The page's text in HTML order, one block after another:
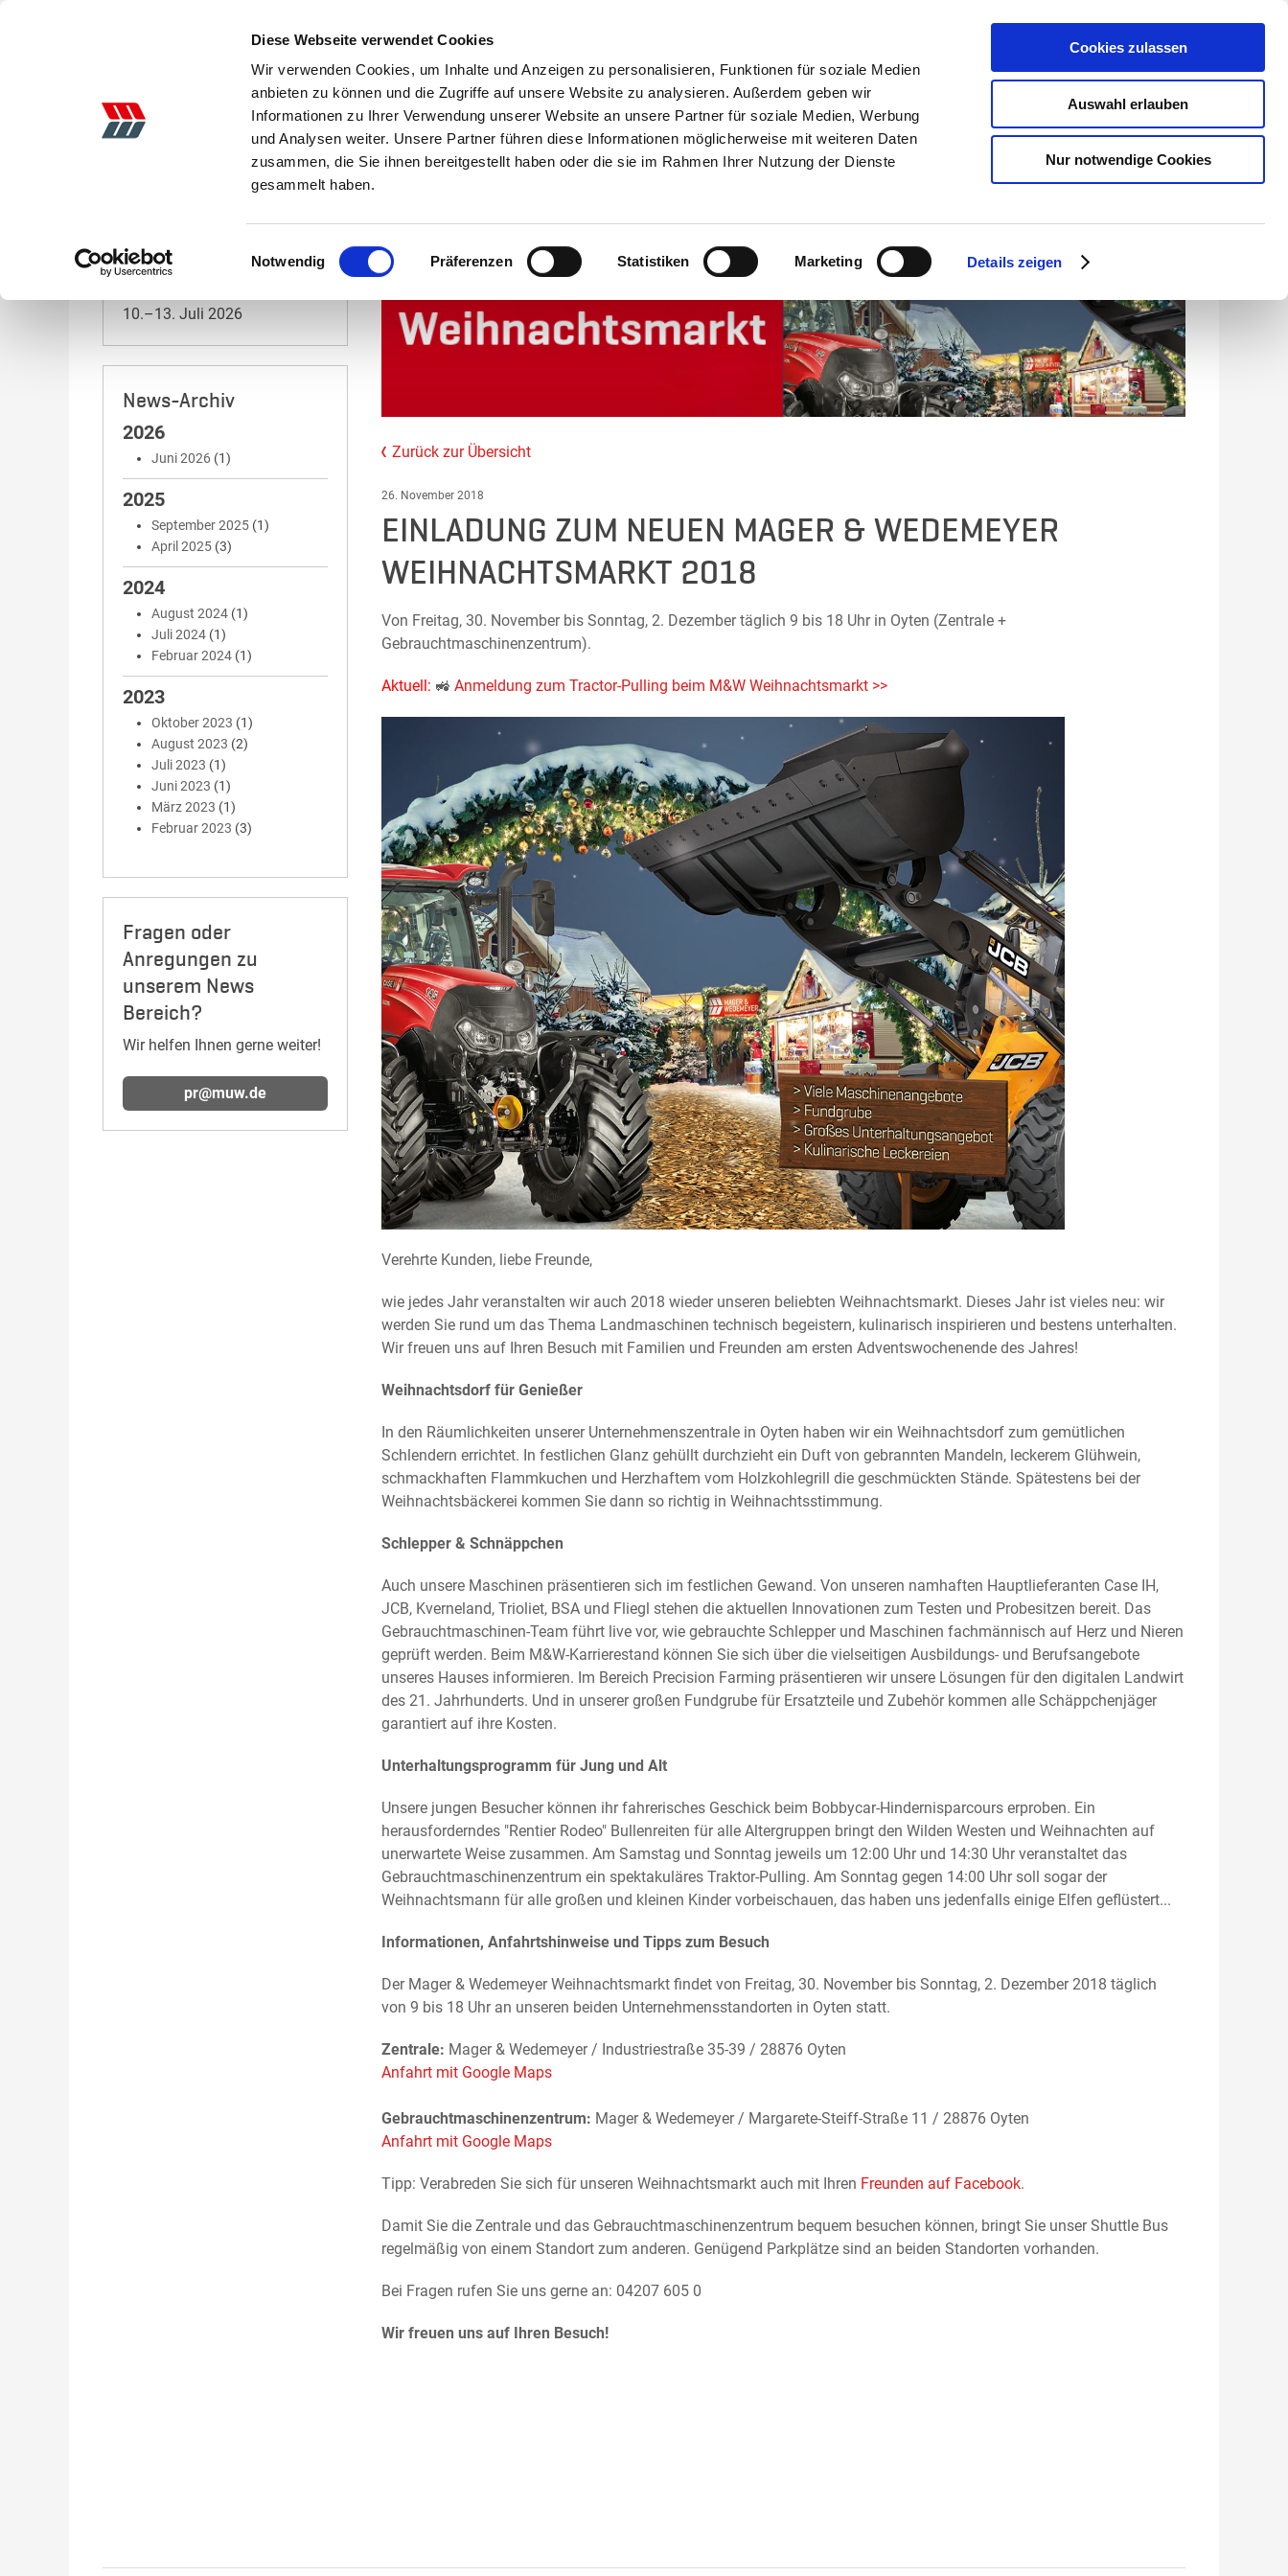
Diese Webseite verwendet Cookies
Wir verwenden Cookies, um Inhalte und Anzeigen zu personalisieren, Funktionen für soziale Medien
anbieten zu können und die Zugriffe auf unsere Website zu analysieren. Außerdem geben wir
Informationen zu Ihrer Verwendung unserer Website an unsere Partner für soziale Medien, Werbung
und Analysen weiter. Unsere Partner führen diese Informationen möglicherweise mit weiteren Daten
zusammen, die Sie ihnen bereitgestellt haben oder die sie im Rahmen Ihrer Nutzung der Dienste
gesammelt haben.
Einwilligungsauswahl
Notwendig Präferenzen Statistiken Marketing Details zeigen
Cookies zulassen
Auswahl erlauben
Nur notwendige Cookies
Händler-Garantieportal
AKTIONEN LANDTECHNIK GEBRAUCHTE SERVICE ERSATZTEILE UNTERNEHMEN KARRIERE KONTAKT
Einladung zum neuen Mager & Wedemeyer Weihnachtsmarkt 2018
Zurück zur Übersicht
26. November 2018
EINLADUNG ZUM NEUEN MAGER & WEDEMEYER
WEIHNACHTSMARKT 2018
Von Freitag, 30. November bis Sonntag, 2. Dezember täglich 9 bis 18 Uhr in Oyten (Zentrale +
Gebrauchtmaschinenzentrum).
Aktuell: 🚜Anmeldung zum Tractor-Pulling beim M&W Weihnachtsmarkt >>
Verehrte Kunden, liebe Freunde,
wie jedes Jahr veranstalten wir auch 2018 wieder unseren beliebten Weihnachtsmarkt. Dieses Jahr ist vieles neu: wir
werden Sie rund um das Thema Landmaschinen technisch begeistern, kulinarisch inspirieren und bestens unterhalten.
Wir freuen uns auf Ihren Besuch mit Familien und Freunden am ersten Adventswochenende des Jahres!
Weihnachtsdorf für Genießer
In den Räumlichkeiten unserer Unternehmenszentrale in Oyten haben wir ein Weihnachtsdorf zum gemütlichen
Schlendern errichtet. In festlichen Glanz gehüllt durchzieht ein Duft von gebrannten Mandeln, leckerem Glühwein,
schmackhaften Flammkuchen und Herzhaftem vom Holzkohlegrill die geschmückten Stände. Spätestens bei der
Weihnachtsbäckerei kommen Sie dann so richtig in Weihnachtsstimmung.
Schlepper & Schnäppchen
Auch unsere Maschinen präsentieren sich im festlichen Gewand. Von unseren namhaften Hauptlieferanten Case IH,
JCB, Kverneland, Trioliet, BSA und Fliegl stehen die aktuellen Innovationen zum Testen und Probesitzen bereit. Das
Gebrauchtmaschinen-Team führt live vor, wie gebrauchte Schlepper und Maschinen fachmännisch auf Herz und Nieren
geprüft werden. Beim M&W-Karrierestand können Sie sich über die vielseitigen Ausbildungs- und Berufsangebote
unseres Hauses informieren. Im Bereich Precision Farming präsentieren wir unsere Lösungen für den digitalen Landwirt
des 21. Jahrhunderts. Und in unserer großen Fundgrube für Ersatzteile und Zubehör kommen alle Schäppchenjäger
garantiert auf ihre Kosten.
Unterhaltungsprogramm für Jung und Alt
Unsere jungen Besucher können ihr fahrerisches Geschick beim Bobbycar-Hindernisparcours erproben. Ein
herausforderndes "Rentier Rodeo" Bullenreiten für alle Altergruppen bringt den Wilden Westen und Weihnachten auf
unerwartete Weise zusammen. Am Samstag und Sonntag jeweils um 12:00 Uhr und 14:30 Uhr veranstaltet das
Gebrauchtmaschinenzentrum ein spektakuläres Traktor-Pulling. Am Sonntag gegen 14:00 Uhr soll sogar der
Weihnachtsmann für alle großen und kleinen Kinder vorbeischauen, das haben uns jedenfalls einige Elfen geflüstert...
Informationen, Anfahrtshinweise und Tipps zum Besuch
Der Mager & Wedemeyer Weihnachtsmarkt findet von Freitag, 30. November bis Sonntag, 2. Dezember 2018 täglich
von 9 bis 18 Uhr an unseren beiden Unternehmensstandorten in Oyten statt.
Zentrale: Mager & Wedemeyer / Industriestraße 35-39 / 28876 Oyten
Anfahrt mit Google Maps
Gebrauchtmaschinenzentrum: Mager & Wedemeyer / Margarete-Steiff-Straße 11 / 28876 Oyten
Anfahrt mit Google Maps
Tipp: Verabreden Sie sich für unseren Weihnachtsmarkt auch mit Ihren Freunden auf Facebook.
Damit Sie die Zentrale und das Gebrauchtmaschinenzentrum bequem besuchen können, bringt Sie unser Shuttle Bus
regelmäßig von einem Standort zum anderen. Genügend Parkplätze sind an beiden Standorten vorhanden.
Bei Fragen rufen Sie uns gerne an: 04207 605 0
Wir freuen uns auf Ihren Besuch!
Veranstaltungen 2026
Tarmstedter Ausstellung
10.–13. Juli 2026
News-Archiv
2026
Juni 2026 (1)
2025
September 2025 (1)
April 2025 (3)
2024
August 2024 (1)
Juli 2024 (1)
Februar 2024 (1)
2023
Oktober 2023 (1)
August 2023 (2)
Juli 2023 (1)
Juni 2023 (1)
März 2023 (1)
Februar 2023 (3)
Fragen oder
Anregungen zu
unserem News
Bereich?
Wir helfen Ihnen gerne weiter!
pr@muw.de